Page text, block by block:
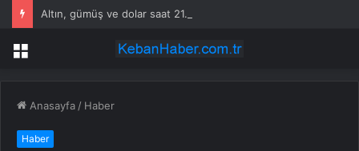
Altın, gümüş ve dolar saat 21.00’i bekliyor
Menü
Anasayfa / Haber
Haber